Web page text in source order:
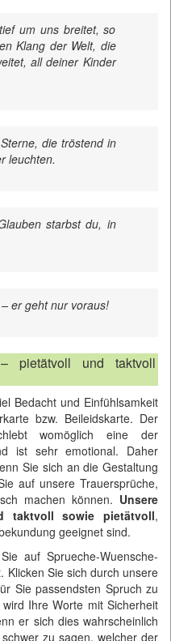
um uns breitet, so
Klang der Welt, die
all deiner Kinder
die tröstend in
leuchten.
starbst du, in
er geht nur voraus!
pietätvoll und taktvoll
Bedacht und Einfühlsamkeit
bzw. Beileidskarte. Der
womöglich eine der
ist sehr emotional. Daher
Sie sich an die Gestaltung
auf unsere Trauersprüche,
machen können. Unsere
taktvoll sowie pietätvoll,
geeignet sind.
auf Sprueche-Wuensche-
Klicken Sie sich durch unsere
Sie passendsten Spruch zu
Ihre Worte mit Sicherheit
er sich dies wahrscheinlich
zu sagen, welcher der